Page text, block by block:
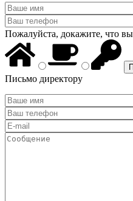
Пожалуйста, докажите, что
Письмо директору